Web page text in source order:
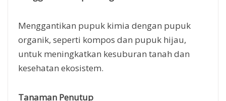
Menggantikan pupuk kimia dengan pupuk
organik, seperti kompos dan pupuk hijau,
untuk meningkatkan kesuburan tanah dan
kesehatan ekosistem.
Tanaman Penutup